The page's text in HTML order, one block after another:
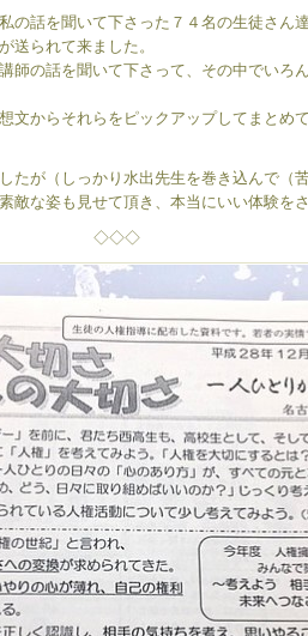
の話を聞いて下さった７４名の生徒さん
送られて来ました。
師の話を聞いて下さって、その中でいろ
文からそれらをピックアップしてまとめ
たが（しっかり水出先生を巻き込んで（
敵な姿も見せて頂き、本当にいい体験を
◇◇◇